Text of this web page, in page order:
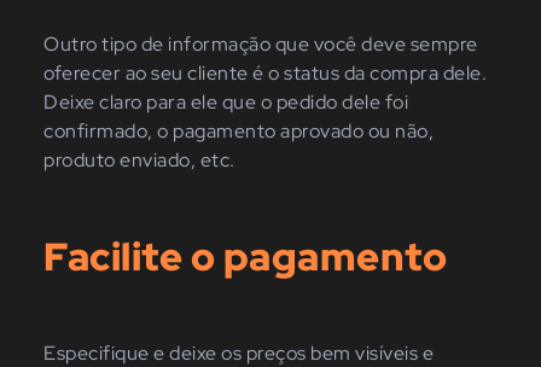
Outro tipo de informação que você deve sempre
oferecer ao seu cliente é o status da compra dele.
Deixe claro para ele que o pedido dele foi
confirmado, o pagamento aprovado ou não,
produto enviado, etc.
Facilite o pagamento
Especifique e deixe os preços bem visíveis e